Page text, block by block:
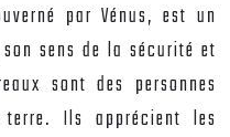
par Vénus, est un
sens de la sécurité et
sont des personnes
Ils apprécient les